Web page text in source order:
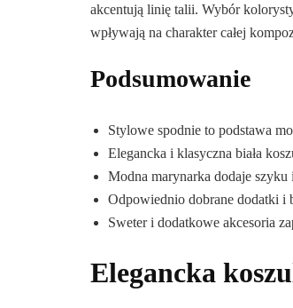
akcentują linię talii. Wybór
wpływają na charakter całej
Podsumowanie
Stylowe spodnie to podstawa
Elegancka i klasyczna biała
Modna marynarka dodaje szyku
Odpowiednio dobrane dodatki i
Sweter i dodatkowe akcesoria
Elegancka